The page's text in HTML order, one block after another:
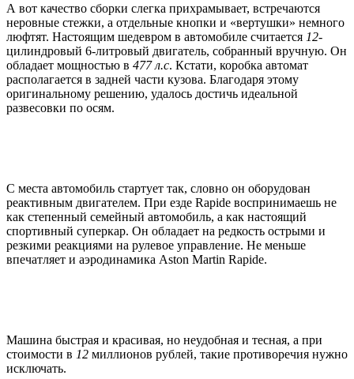
А вот качество сборки слегка прихрамывает, встречаются
неровные стежки, а отдельные кнопки и «вертушки» немного
люфтят. Настоящим шедевром в автомобиле считается 12-
цилиндровый 6-литровый двигатель, собранный вручную. Он
обладает мощностью в 477 л.с. Кстати, коробка автомат
располагается в задней части кузова. Благодаря этому
оригинальному решению, удалось достичь идеальной
развесовки по осям.
С места автомобиль стартует так, словно он оборудован
реактивным двигателем. При езде Rapide воспринимаешь не
как степенный семейный автомобиль, а как настоящий
спортивный суперкар. Он обладает на редкость острыми и
резкими реакциями на рулевое управление. Не меньше
впечатляет и аэродинамика Aston Martin Rapide.
Машина быстрая и красивая, но неудобная и тесная, а при
стоимости в 12 миллионов рублей, такие противоречия нужно
исключать.